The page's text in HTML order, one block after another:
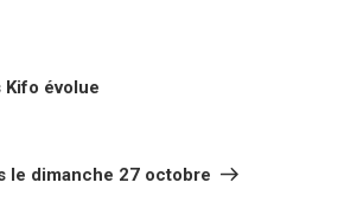
Kifo évolue
le dimanche 27 octobre